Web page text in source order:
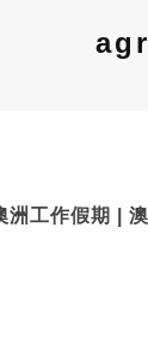
洲工作假期 |